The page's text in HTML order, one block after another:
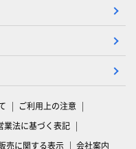
ご利用上の注意
業法に基づく表記
売に関する表示 会社案内